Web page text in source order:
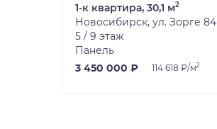
1-к квартира, 30,1 м2
Новосибирск, ул. Зорге 84
5 / 9 этаж
Панель
3 450 000 ₽
114 618 ₽/м2